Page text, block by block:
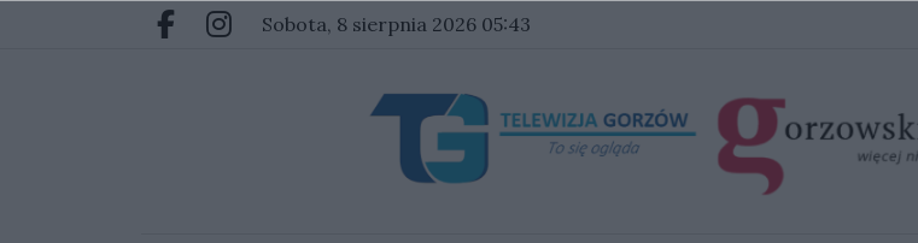
Przejdź do głównych treści
Przejdź do głównego menu
Facebook.com
Instagram.com
sobota, 8 sierpnia 2026 05:43